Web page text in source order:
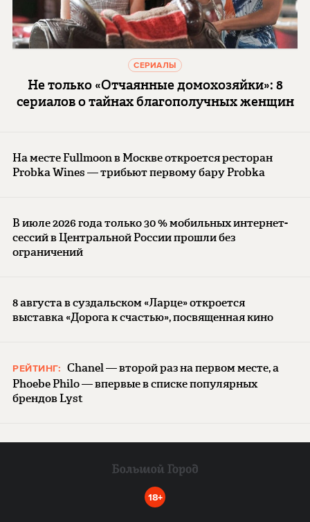
СЕРИАЛЫ
Не только «Отчаянные домохозяйки»: 8
сериалов о тайнах благополучных женщин
На месте Fullmoon в Москве откроется ресторан
Probka Wines — трибьют первому бару Probka
В июле 2026 года только 30 % мобильных интернет-
сессий в Центральной России прошли без
ограничений
8 августа в суздальском «Ларце» откроется
выставка «Дорога к счастью», посвященная кино
РЕЙТИНГ: Chanel — второй раз на первом месте, а
Phoebe Philo — впервые в списке популярных
брендов Lyst
18+